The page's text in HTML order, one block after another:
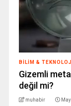
BILIM &
Gizemli
değil mi?
muhabir